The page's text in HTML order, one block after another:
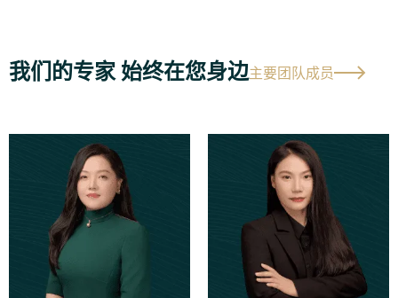
我们的专家 始终在您身边主要团队成员